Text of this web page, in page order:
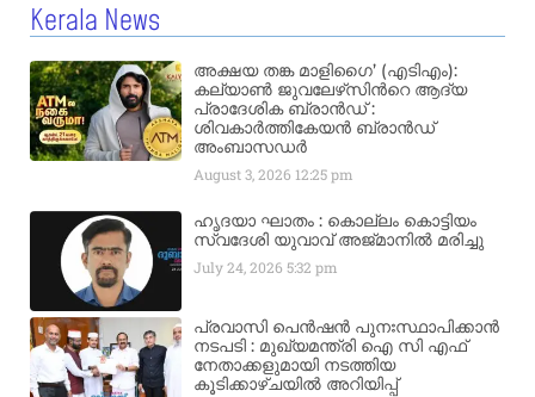
Kerala News
അക്ഷയ തങ്ക മാളിഗൈ’ (എടിഎം):
കല്യാണ്‍ ജുവലേഴ്‌സിന്‍റെ ആദ്യ
പ്രാദേശിക ബ്രാന്‍ഡ് :
ശിവകാര്‍ത്തികേയന്‍ ബ്രാന്‍ഡ്
അംബാസഡര്‍
August 3, 2026 12:25 pm
ഹൃദയാ ഘാതം : കൊല്ലം കൊട്ടിയം
സ്വദേശി യുവാവ് അജ്മാനിൽ മരിച്ചു
July 24, 20265:32 pm
പ്രവാസി പെൻഷൻ പുനഃസ്ഥാപിക്കാൻ
നടപടി : മുഖ്യമന്ത്രി ഐ സി എഫ്
നേതാക്കളുമായി നടത്തിയ
കൂടിക്കാഴ്ചയിൽ അറിയിപ്പ്